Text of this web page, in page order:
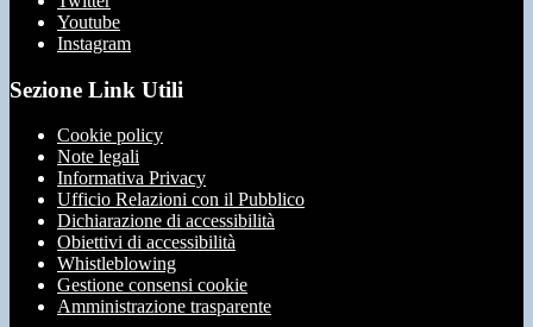
Youtube
Instagram
Sezione Link Utili
Cookie policy
Note legali
Informativa Privacy
Ufficio Relazioni con il Pubblico
Dichiarazione di accessibilità
Obiettivi di accessibilità
Whistleblowing
Gestione consensi cookie
Amministrazione trasparente